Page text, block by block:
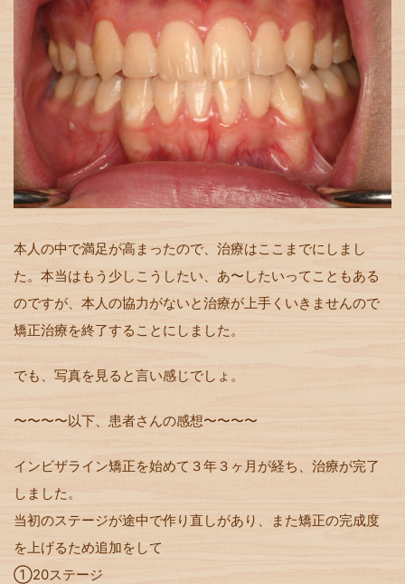
本人の中で満足が高まったので、治療はここまでにしまし
た。本当はもう少しこうしたい、あ〜したいってこともある
のですが、本人の協力がないと治療が上手くいきませんので
矯正治療を終了することにしました。
でも、写真を見ると言い感じでしょ。
〜〜〜〜以下、患者さんの感想〜〜〜〜
インビザライン矯正を始めて３年３ヶ月が経ち、治療が完了
しました。
当初のステージが途中で作り直しがあり、また矯正の完成度
を上げるため追加をして
①20ステージ